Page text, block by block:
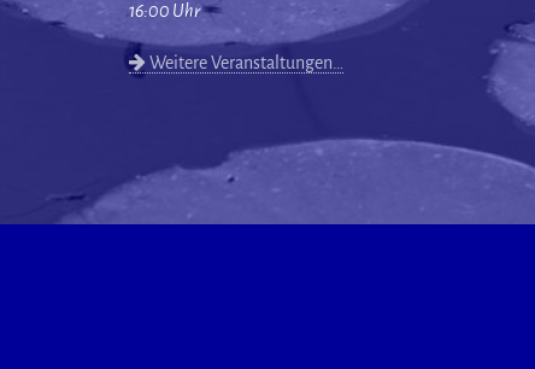
16:00 Uhr
Weitere Veranstaltungen…